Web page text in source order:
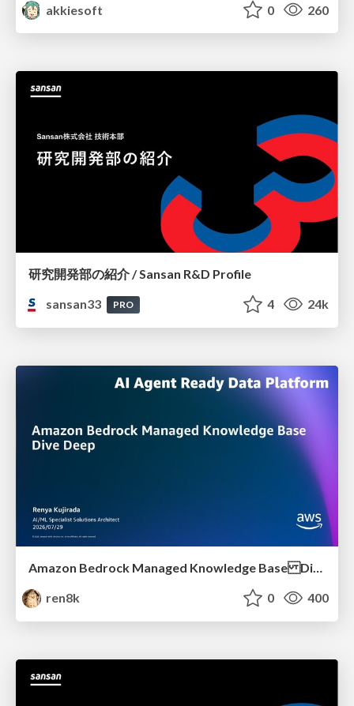
akkiesoft
0 260
研究開発部の紹介 / Sansan R&D Profile
sansan33
PRO 4 24k
Amazon Bedrock Managed Knowledge Base Dive Deep
ren8k
0 400